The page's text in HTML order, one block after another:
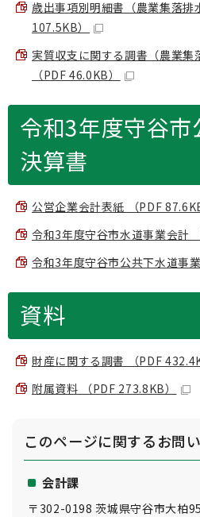
歳出事項別明細書（農業集落排
107.5KB）
実質収支に関する調書（農業集
（PDF 46.0KB）
令和3年度守谷
決算書
公営企業会計表紙 （PDF 87.6KB
令和3年度守谷市水道事業会計
令和3年度守谷市公共下水道事
資料
財産に関する調書 （PDF
附属資料 （PDF 273.8KB）
このページに関するお問
会計課
〒302-0198 茨城県守谷市大柏